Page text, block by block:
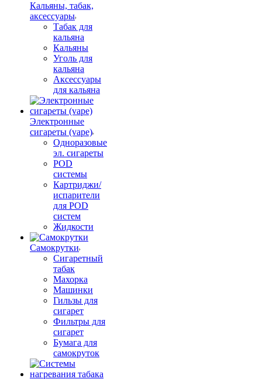
Кальяны, табак,
аксессуары
Табак для
кальяна
Кальяны
Уголь для
кальяна
Аксессуары
для кальяна
Электронные
сигареты (vape)
Одноразовые
эл. сигареты
POD
системы
Картриджи/
испарители
для POD
систем
Жидкости
Самокрутки
Сигаретный
табак
Махорка
Машинки
Гильзы для
сигарет
Фильтры для
сигарет
Бумага для
самокруток